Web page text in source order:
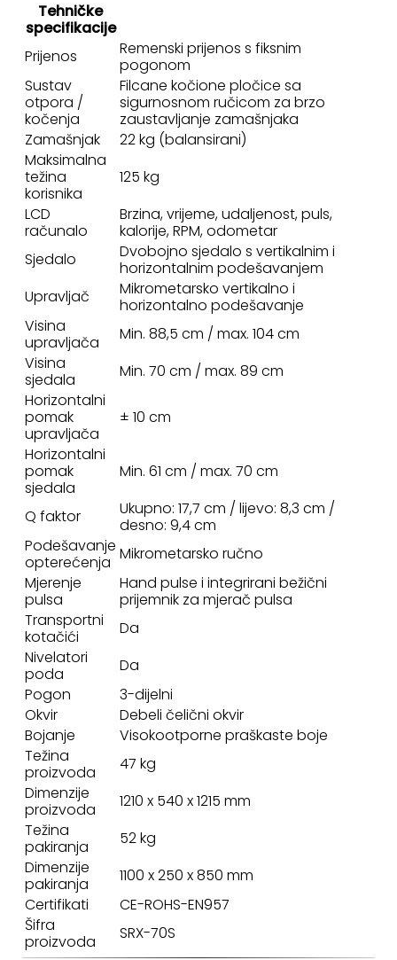
Tehničke
specifikacije
Prijenos
Remenski prijenos s fiksnim
pogonom
Sustav
otpora /
kočenja
Filcane kočione pločice sa
sigurnosnom ručicom za brzo
zaustavljanje zamašnjaka
Zamašnjak
22 kg (balansirani)
Maksimalna
težina
korisnika
125 kg
LCD
računalo
Brzina, vrijeme, udaljenost, puls,
kalorije, RPM, odometar
Sjedalo
Dvobojno sjedalo s vertikalnim i
horizontalnim podešavanjem
Upravljač
Mikrometarsko vertikalno i
horizontalno podešavanje
Visina
upravljača
Min. 88,5 cm / max. 104 cm
Visina
sjedala
Min. 70 cm / max. 89 cm
Horizontalni
pomak
upravljača
± 10 cm
Horizontalni
pomak
sjedala
Min. 61 cm / max. 70 cm
Q faktor
Ukupno: 17,7 cm / lijevo: 8,3 cm /
desno: 9,4 cm
Podešavanje
opterećenja Mikrometarsko ručno
Mjerenje
pulsa
Hand pulse i integrirani bežični
prijemnik za mjerač pulsa
Transportni
kotačići
Da
Nivelatori
poda
Da
Pogon
3-dijelni
Okvir
Debeli čelični okvir
Bojanje
Visokootporne praškaste boje
Težina
proizvoda
47 kg
Dimenzije
proizvoda
1210 x 540 x 1215 mm
Težina
pakiranja
52 kg
Dimenzije
pakiranja
1100 x 250 x 850 mm
Certifikati
CE-ROHS-EN957
Šifra
proizvoda
SRX-70S